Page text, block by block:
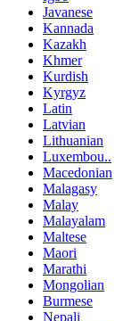
Javanese
Kannada
Kazakh
Khmer
Kurdish
Kyrgyz
Latin
Latvian
Lithuanian
Luxembou..
Macedonian
Malagasy
Malay
Malayalam
Maltese
Maori
Marathi
Mongolian
Burmese
Nepali